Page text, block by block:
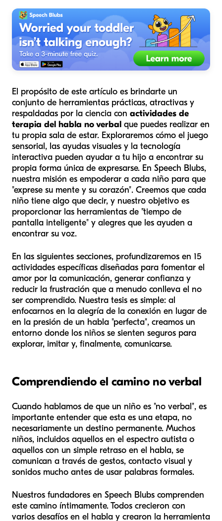
El propósito de este artículo es brindarte un
conjunto de herramientas prácticas, atractivas y
respaldadas por la ciencia con actividades de
terapia del habla no verbal que puedes realizar en
tu propia sala de estar. Exploraremos cómo el juego
sensorial, las ayudas visuales y la tecnología
interactiva pueden ayudar a tu hijo a encontrar su
propia forma única de expresarse. En Speech Blubs,
nuestra misión es empoderar a cada niño para que
"exprese su mente y su corazón". Creemos que cada
niño tiene algo que decir, y nuestro objetivo es
proporcionar las herramientas de "tiempo de
pantalla inteligente" y alegres que les ayuden a
encontrar su voz.
En las siguientes secciones, profundizaremos en 15
actividades específicas diseñadas para fomentar el
amor por la comunicación, generar confianza y
reducir la frustración que a menudo conlleva el no
ser comprendido. Nuestra tesis es simple: al
enfocarnos en la alegría de la conexión en lugar de
en la presión de un habla "perfecta", creamos un
entorno donde los niños se sienten seguros para
explorar, imitar y, finalmente, comunicarse.
Comprendiendo el camino no verbal
Cuando hablamos de que un niño es "no verbal", es
importante entender que esta es una etapa, no
necesariamente un destino permanente. Muchos
niños, incluidos aquellos en el espectro autista o
aquellos con un simple retraso en el habla, se
comunican a través de gestos, contacto visual y
sonidos mucho antes de usar palabras formales.
Nuestros fundadores en Speech Blubs comprenden
este camino íntimamente. Todos crecieron con
varios desafíos en el habla y crearon la herramienta